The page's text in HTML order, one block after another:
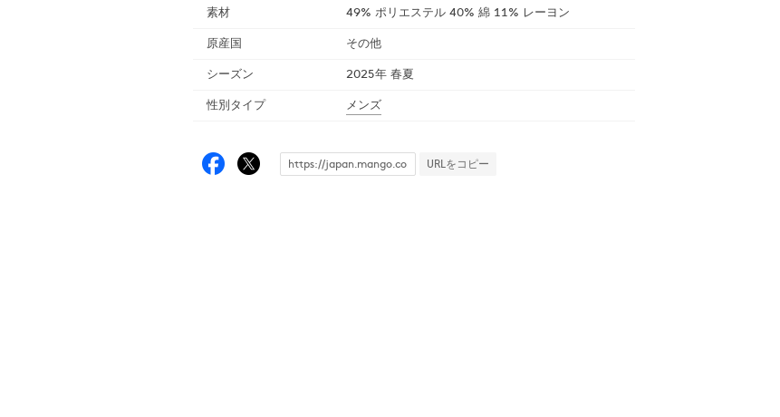
素材
49% ポリエステル 40% 綿 11% レーヨン
原産国
その他
シーズン
2025年 春夏
性別タイプ
メンズ
URLをコピー